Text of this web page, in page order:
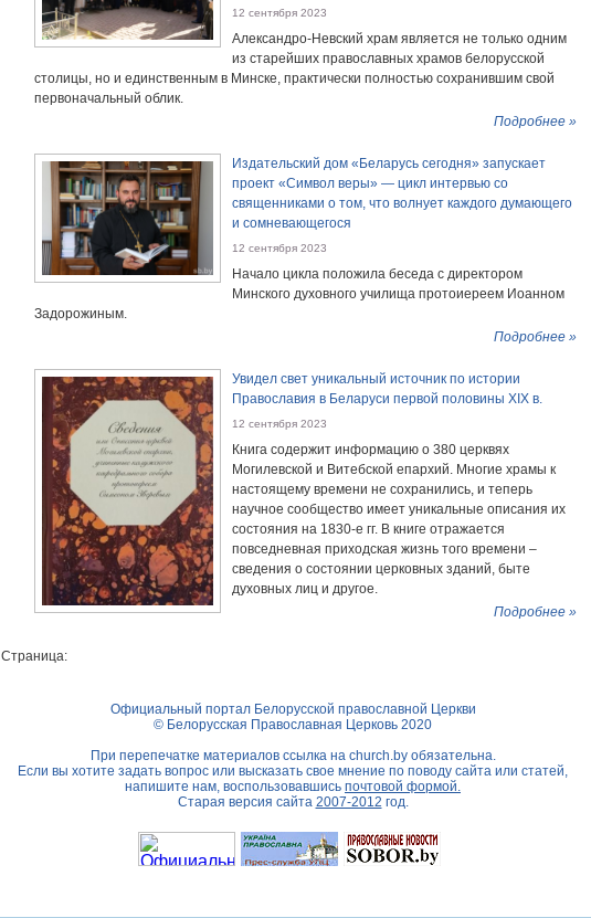
12 сентября 2023
Александро-Невский храм является не только одним
из старейших православных храмов белорусской
столицы, но и единственным в Минске, практически полностью сохранившим свой
первоначальный облик.
Подробнее »
Издательский дом «Беларусь сегодня» запускает
проект «Символ веры» — цикл интервью со
священниками о том, что волнует каждого думающего
и сомневающегося
12 сентября 2023
Начало цикла положила беседа с директором
Минского духовного училища протоиереем Иоанном
Задорожиным.
Подробнее »
Увидел свет уникальный источник по истории
Православия в Беларуси первой половины XIX в.
12 сентября 2023
Книга содержит информацию о 380 церквях
Могилевской и Витебской епархий. Многие храмы к
настоящему времени не сохранились, и теперь
научное сообщество имеет уникальные описания их
состояния на 1830-е гг. В книге отражается
повседневная приходская жизнь того времени –
сведения о состоянии церковных зданий, быте
духовных лиц и другое.
Подробнее »
Страница:
Официальный портал Белорусской православной Церкви
© Белорусская Православная Церковь 2020
При перепечатке материалов ссылка на church.byобязательна.
Если вы хотите задать вопрос или высказать свое мнение по поводу сайта или статей,
напишите нам, воспользовавшись почтовой формой.
Старая версия сайта 2007-2012 год.